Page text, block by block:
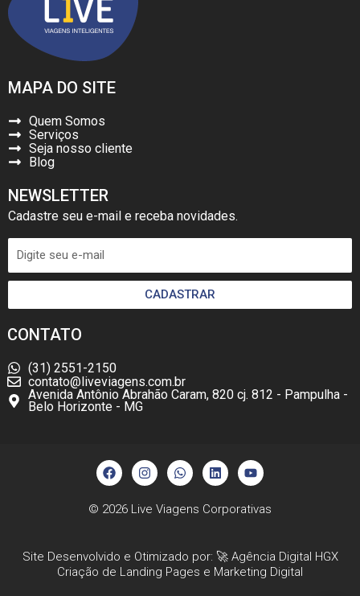
MAPA DO SITE
Quem Somos
Serviços
Seja nosso cliente
Blog
NEWSLETTER
Cadastre seu e-mail e receba novidades.
CADASTRAR
CONTATO
(31) 2551-2150
contato@liveviagens.com.br
Avenida Antônio Abrahão Caram, 820 cj. 812 - Pampulha -
Belo Horizonte - MG
F
a
c
b
I
n
s
a
m
W
h
a
s
L
i
n
e
n
Y
o
u
u
© 2026 Live Viagens Corporativas
Site Desenvolvido e Otimizado por: 🚀 Agência Digital HGX
Criação de Landing Pages e Marketing Digital